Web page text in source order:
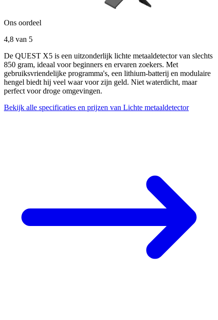
Ons oordeel
4,8 van 5
De QUEST X5 is een uitzonderlijk lichte metaaldetector van slechts
850 gram, ideaal voor beginners en ervaren zoekers. Met
gebruiksvriendelijke programma's, een lithium-batterij en modulaire
hengel biedt hij veel waar voor zijn geld. Niet waterdicht, maar
perfect voor droge omgevingen.
Bekijk alle specificaties en prijzen van Lichte metaaldetector